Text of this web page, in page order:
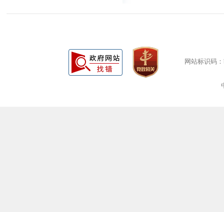
网站标识码